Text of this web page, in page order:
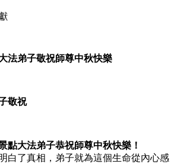
法弟子敬祝師尊中秋快樂
敬祝
點大法弟子恭祝師尊中秋快樂！
白了真相，弟子就為這個生命從內心感